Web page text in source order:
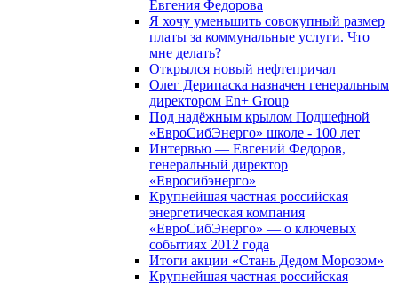
Евгения Федорова
Я хочу уменьшить совокупный размер
платы за коммунальные услуги. Что
мне делать?
Открылся новый нефтепричал
Олег Дерипаска назначен генеральным
директором En+ Group
Под надёжным крылом Подшефной
«ЕвроСибЭнерго» школе - 100 лет
Интервью — Евгений Федоров,
генеральный директор
«Евросибэнерго»
Крупнейшая частная российская
энергетическая компания
«ЕвроСибЭнерго» — о ключевых
событиях 2012 года
Итоги акции «Стань Дедом Морозом»
Крупнейшая частная российская